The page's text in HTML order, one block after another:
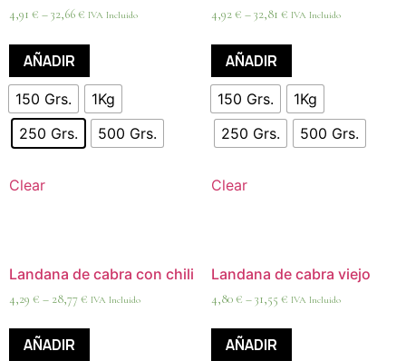
4,91 € –32,66€ IVA Incluido
AÑADIR
150 Grs.
1Kg
250 Grs.
500 Grs.
Clear
4,92€ –32,81 € IVA Incluido
AÑADIR
150 Grs.
1Kg
250 Grs.
500 Grs.
Clear
Landana de cabra con chili
4,29 € – 28,77€ IVA Incluido
AÑADIR
Landana de cabra viejo
4,80€ –31,55 € IVA Incluido
AÑADIR